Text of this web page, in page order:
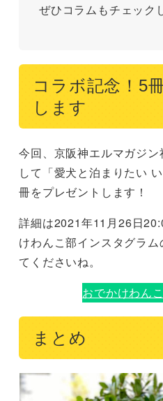
ぜひコラムもチェック
コラボ記念！5
します
今回、京阪神エルマガジ
して 「愛犬と泊まりたい
冊をプレゼントします！
詳細は2021年11月26日
けわんこ部インスタグラ
てくださいね。
おでかけわん
まとめ